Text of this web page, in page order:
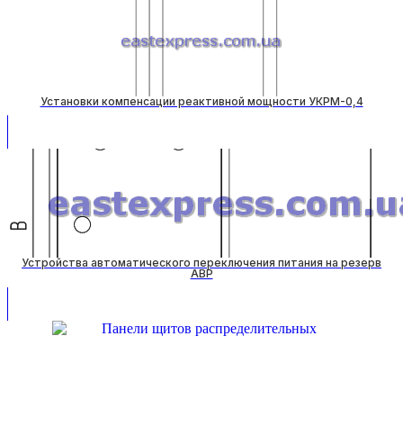
Установки компенсации реактивной мощности УКРМ-0,4
Устройства автоматического переключения питания на резерв
АВР